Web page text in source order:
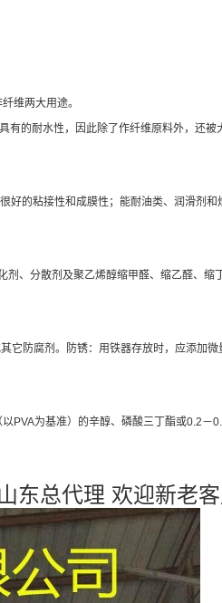
维两大用途。
的耐水性，因此除了作纤维原料外，还
的粘接性和成膜性；能耐油类、润滑剂和
、分散剂及聚乙烯醇缩甲醛、缩乙醛、
防腐剂。防锈：用铁器存放时，应添加
为基准）的辛醇、磷酸三丁酯或0.2－
总代理 欢迎新老客